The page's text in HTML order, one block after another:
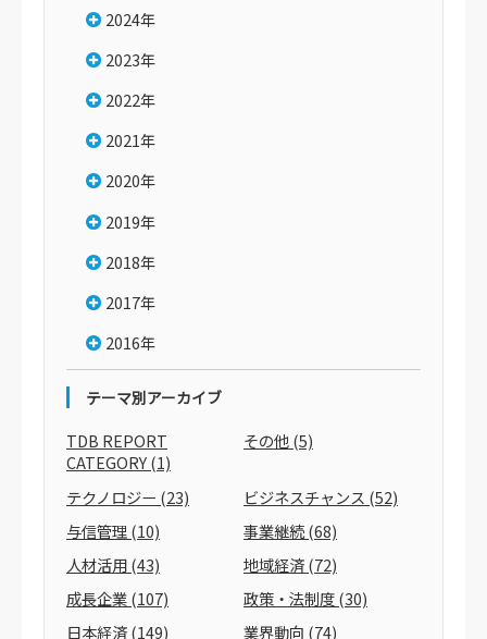
2024年
2023年
2022年
2021年
2020年
2019年
2018年
2017年
2016年
テーマ別アーカイブ
TDB REPORT
CATEGORY(1)
その他(5)
テクノロジー (23) ビジネスチャンス (52)
与信管理(10) 事業継続(68)
人材活用(43) 地域経済(72)
成長企業(107) 政策・法制度(30)
日本経済(149) 業界動向 (74)